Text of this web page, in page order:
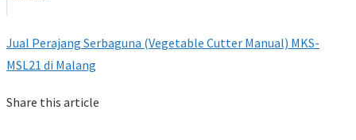
Jual Perajang Serbaguna (Vegetable Cutter Manual) MKS-
MSL21 di Malang
Share this article